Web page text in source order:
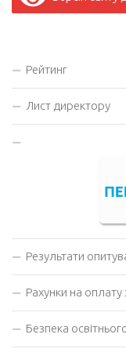
Рейтинг
Лист директору
Результати
Рахунки на
Безпека